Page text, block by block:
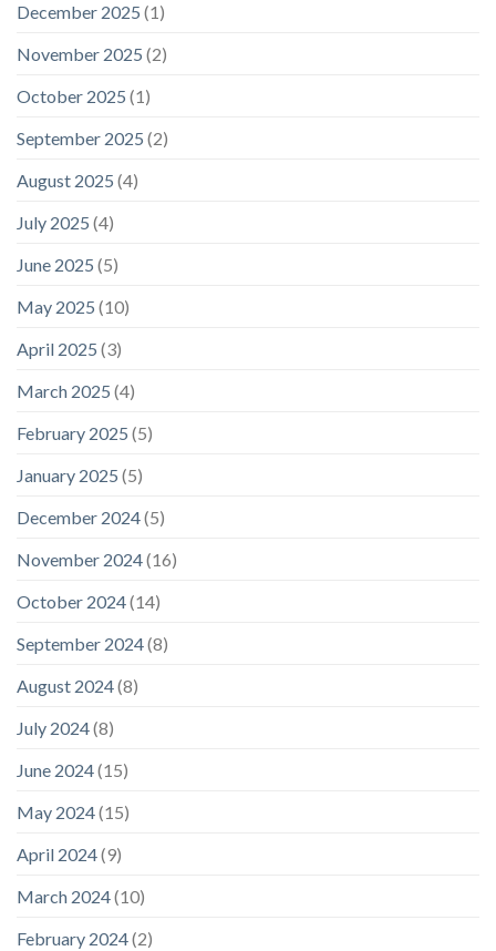
December 2025 (1)
November 2025 (2)
October 2025 (1)
September 2025 (2)
August 2025 (4)
July 2025 (4)
June 2025 (5)
May 2025 (10)
April 2025 (3)
March 2025 (4)
February 2025 (5)
January 2025 (5)
December 2024(5)
November 2024(16)
October 2024(14)
September 2024(8)
August 2024(8)
July 2024(8)
June 2024(15)
May 2024(15)
April 2024(9)
March 2024(10)
February 2024(2)